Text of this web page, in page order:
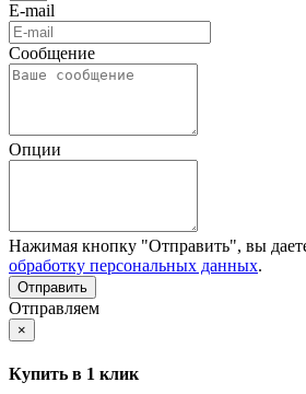
E-mail
Сообщение
Опции
Нажимая кнопку "Отправить", вы даете
обработку персональных данных.
Отправляем
×
Купить в 1 клик